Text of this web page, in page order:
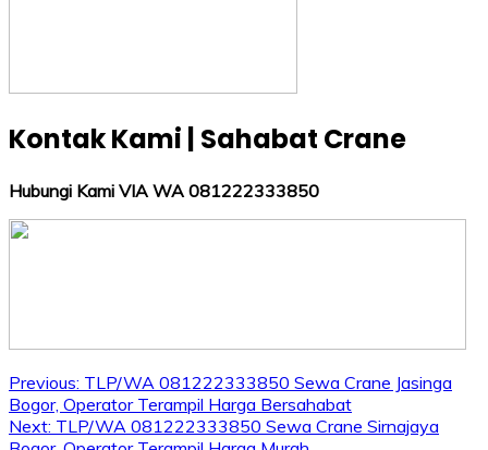
Kontak Kami | Sahabat Crane
Hubungi Kami VIA WA 081222333850
Post
navigation
Previous: TLP/WA 081222333850 Sewa Crane Jasinga
Bogor, Operator Terampil Harga Bersahabat
Next: TLP/WA 081222333850 Sewa Crane Sirnajaya